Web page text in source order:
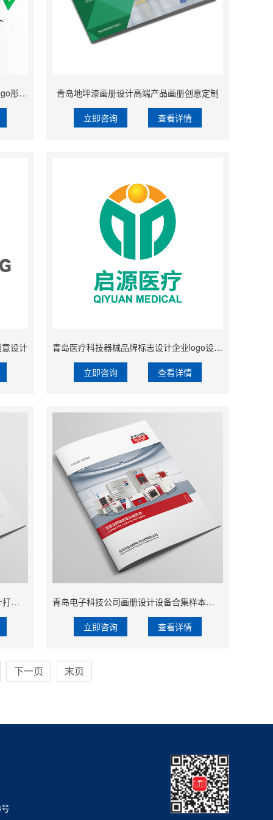
青岛空气能能源品牌标志设计新能源logo形象设计 青岛地坪漆画册设计高端产品画册创意定制
立即咨询 查看详情
设计 青岛医疗科技器械品牌标志设计企业logo设计VIS识别系统设计
立即咨询 查看详情
青岛儿童美术培训学校孩子作品集设计打印精装蝴蝶背裱 青岛电子科技公司画册设计设备合集样本设计
立即咨询 查看详情
下一页 末页